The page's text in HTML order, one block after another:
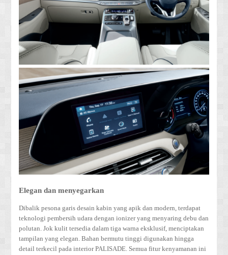
Elegan dan menyegarkan
Dibalik pesona garis desain kabin yang apik dan modern, terdapat
teknologi pembersih udara dengan ionizer yang menyaring debu dan
polutan. Jok kulit tersedia dalam tiga warna eksklusif, menciptakan
tampilan yang elegan. Bahan bermutu tinggi digunakan hingga
detail terkecil pada interior PALISADE. Semua fitur kenyamanan ini